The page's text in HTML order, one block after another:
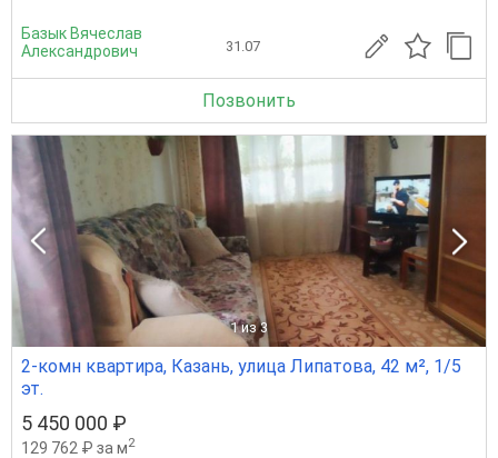
Базык Вячеслав
Александрович
31.07
Позвонить
1 из 3
2-комн квартира, Казань, улица Липатова, 42 м², 1/5
эт.
5 450 000 ₽
129 762 ₽ за м2